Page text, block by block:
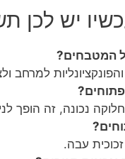
יש לכן
המטבחים?
למרחב
נכונה, זה הופך
עבה.